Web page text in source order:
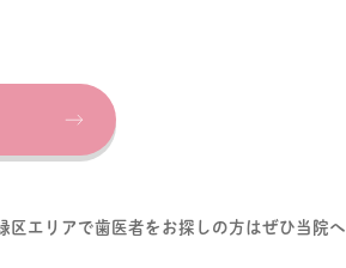
区エリアで歯医者をお探しの方はぜひ当院へ